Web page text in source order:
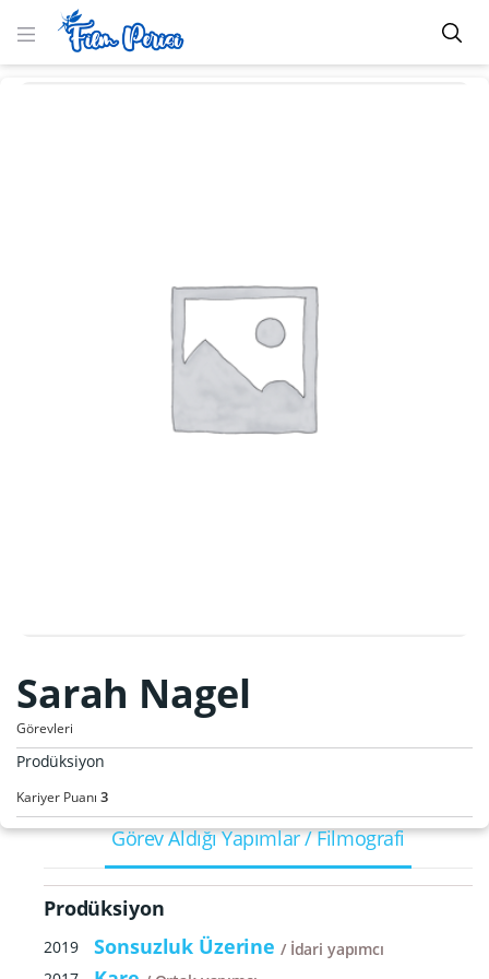
Sarah Nagel
Görevleri
Prodüksiyon
Kariyer Puanı 3
Görev Aldığı Yapımlar / Filmografi
Prodüksiyon
2019 Sonsuzluk Üzerine İdari yapımcı